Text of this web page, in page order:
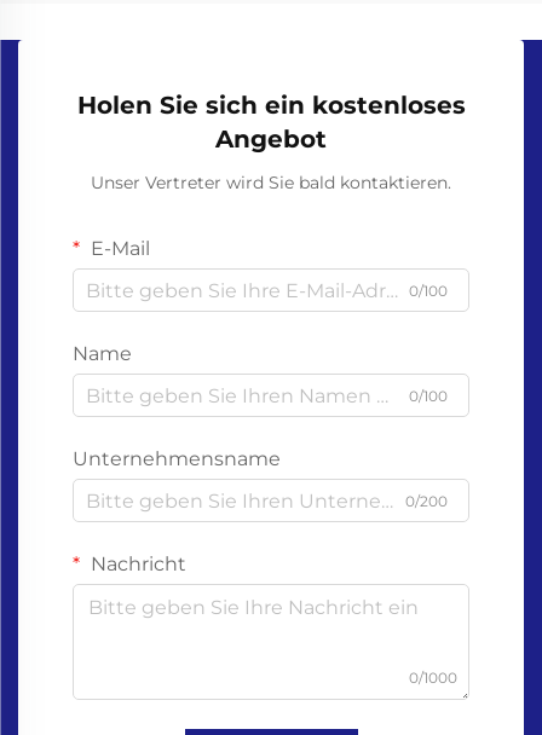
Holen Sie sich ein kostenloses
Angebot
Unser Vertreter wird Sie bald kontaktieren.
E-Mail
0/100
Name
0/100
Unternehmensname
0/200
Nachricht
0/1000